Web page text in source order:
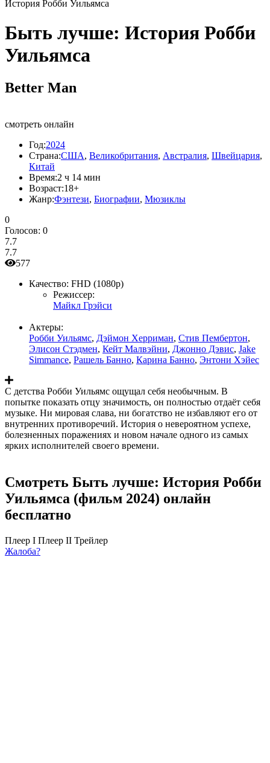
История Робби Уильямса
Быть лучше: История Робби
Уильямса
Better Man
смотреть онлайн
Год:2024
Страна:США, Великобритания, Австралия, Швейцария,
Китай
Время:2 ч 14 мин
Возраст:18+
Жанр:Фэнтези, Биографии, Мюзиклы
0
Голосов: 0
7.7
7.7
577
Качество: FHD (1080p)
Режиссер:
Майкл Грэйси
Актеры:
Робби Уильямс, Дэймон Херриман, Стив Пембертон,
Элисон Стэдмен, Кейт Малвэйни, Джонно Дэвис, Jake
Simmance, Рашель Банно, Карина Банно, Энтони Хэйес
С детства Робби Уильямс ощущал себя необычным. В
попытке показать отцу значимость, он полностью отдаёт себя
музыке. Ни мировая слава, ни богатство не избавляют его от
внутренних противоречий. История о невероятном успехе,
болезненных поражениях и новом начале одного из самых
ярких исполнителей своего времени.
Смотреть Быть лучше: История Робби
Уильямса (фильм 2024) онлайн
бесплатно
Плеер I Плеер II Трейлер
Жалоба?